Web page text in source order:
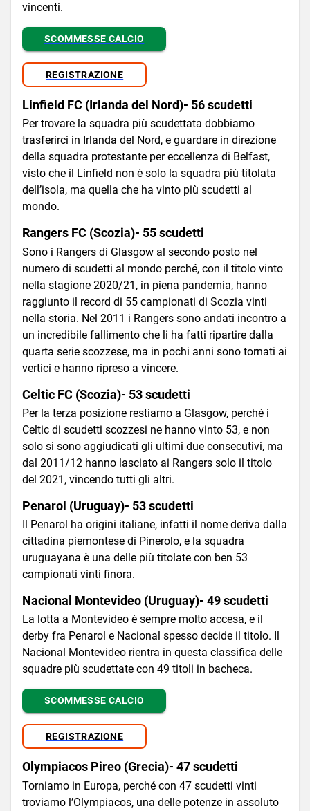
vincenti.
SCOMMESSE CALCIO
REGISTRAZIONE
Linfield FC (Irlanda del Nord)- 56 scudetti
Per trovare la squadra più scudettata dobbiamo
trasferirci in Irlanda del Nord, e guardare in direzione
della squadra protestante per eccellenza di Belfast,
visto che il Linfield non è solo la squadra più titolata
dell’isola, ma quella che ha vinto più scudetti al
mondo.
Rangers FC (Scozia)- 55 scudetti
Sono i Rangers di Glasgow al secondo posto nel
numero di scudetti al mondo perché, con il titolo vinto
nella stagione 2020/21, in piena pandemia, hanno
raggiunto il record di 55 campionati di Scozia vinti
nella storia. Nel 2011 i Rangers sono andati incontro a
un incredibile fallimento che li ha fatti ripartire dalla
quarta serie scozzese, ma in pochi anni sono tornati ai
vertici e hanno ripreso a vincere.
Celtic FC (Scozia)- 53 scudetti
Per la terza posizione restiamo a Glasgow, perché i
Celtic di scudetti scozzesi ne hanno vinto 53, e non
solo si sono aggiudicati gli ultimi due consecutivi, ma
dal 2011/12 hanno lasciato ai Rangers solo il titolo
del 2021, vincendo tutti gli altri.
Penarol (Uruguay)- 53 scudetti
Il Penarol ha origini italiane, infatti il nome deriva dalla
cittadina piemontese di Pinerolo, e la squadra
uruguayana è una delle più titolate con ben 53
campionati vinti finora.
Nacional Montevideo (Uruguay)- 49 scudetti
La lotta a Montevideo è sempre molto accesa, e il
derby fra Penarol e Nacional spesso decide il titolo. Il
Nacional Montevideo rientra in questa classifica delle
squadre più scudettate con 49 titoli in bacheca.
SCOMMESSE CALCIO
REGISTRAZIONE
Olympiacos Pireo (Grecia)- 47 scudetti
Torniamo in Europa, perché con 47 scudetti vinti
troviamo l’Olympiacos, una delle potenze in assoluto